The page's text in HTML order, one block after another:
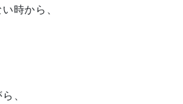
時から、
、